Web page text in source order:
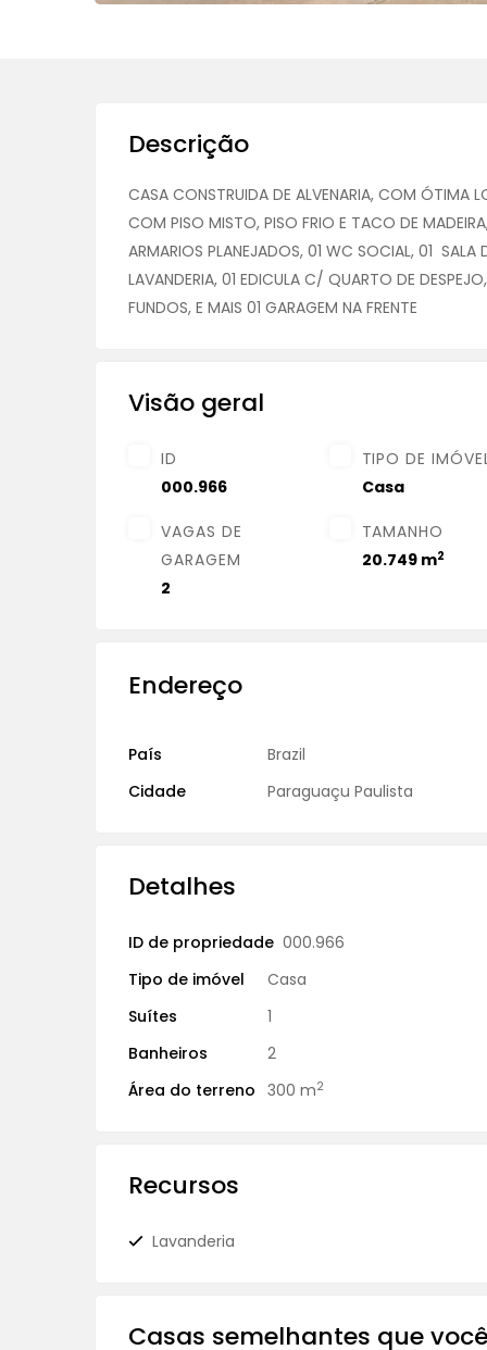
Descrição
CASA CONSTRUIDA DE ALVENARIA, COM ÓTIMA
COM PISO MISTO, PISO FRIO E TACO DE
ARMARIOS PLANEJADOS, 01 WC SOCIAL, 01 SALA
LAVANDERIA, 01 EDICULA C/ QUARTO DE
FUNDOS, E MAIS 01 GARAGEM NA FRENTE
Visão geral
ID
000.966
TIPO DE
Casa
VAGAS DE
GARAGEM
2
TAMANHO
20.749 m2
Endereço
País Brazil
Cidade
Paraguaçu Paulista
Detalhes
ID de propriedade 000.966
Tipo de imóvel
Casa
Suítes
1
Banheiros
2
Área do terreno 300 m2
Recursos
Lavanderia
Casas semelhantes que